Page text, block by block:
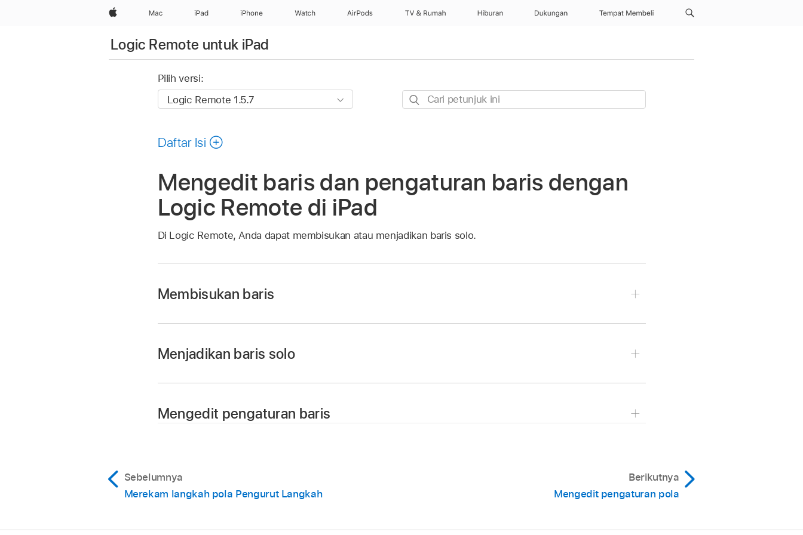
Apple Mac iPad iPhone Watch AirPods TV & Rumah Hiburan Dukungan Tempat Membeli
Logic Remote untuk iPad
Pilih versi:
Cari
Daftar Isi
Mengedit baris dan pengaturan baris dengan
Logic Remote di iPad
Di Logic Remote, Anda dapat membisukan atau menjadikan baris solo.
Membisukan baris
Menjadikan baris solo
Mengedit pengaturan baris
Sebelumnya
Merekam langkah pola Pengurut Langkah
Berikutnya
Mengedit pengaturan pola